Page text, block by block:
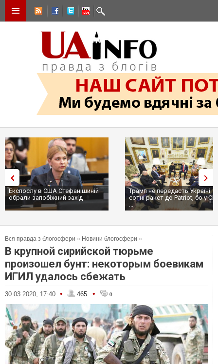
Експослу в США Стефанішиній
обрали запобіжний захід
Трамп не передасть Україні
сотні ракет до Patriot, бо у
...
Вся правда з блогосфери » Новини блогосфери »
В крупной сирийской тюрьме
произошел бунт: некоторым боевикам
ИГИЛ удалось сбежать
30.03.2020, 17:40 • 465 • 0